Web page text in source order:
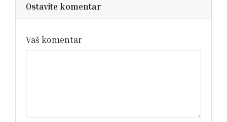
Ostavite komentar
Vaš komentar